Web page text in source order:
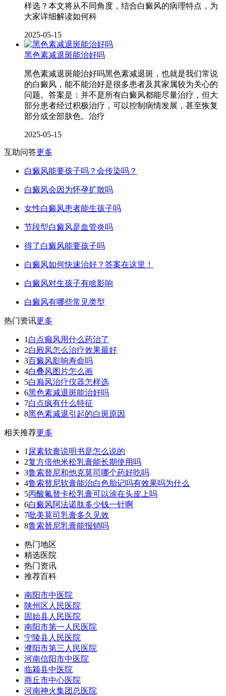
样选？本文将从不同角度，结合白癜风的病理特点，为
大家详细解读如何科
2025-05-15
黑色素减退斑能治好吗
黑色素减退斑能治好吗黑色素减退斑，也就是我们常说
的白癜风，能不能治好是很多患者及其家属较为关心的
问题。答案是：并不是所有白癜风都能尽量治疗，但大
部分患者经过积极治疗，可以控制病情发展，甚至恢复
部分或全部肤色。治疗
2025-05-15
互助问答更多
白癜风能要孩子吗？会传染吗？
白癜风会因为怀孕扩散吗
女性白癜风患者能生孩子吗
节段型白癜风是血管炎吗
得了白癜风能要孩子吗
白癜风如何快速治好？答案在这里！
白癜风对生孩子有啥影响
白癜风有哪些常见类型
热门资讯更多
1 白点癫风用什么药治了
2白殿凤怎么治疗效果最好
3百癜风影响寿命吗
4白叠风图片怎么画
5白巅风治疗仪器怎样选
6黑色素减退斑能治好吗
7白点疯有什么特征
8黑色素减退引起的白斑原因
相关推荐更多
1 尿素软膏说明书是怎么说的
2复方倍他米松乳膏能长期使用吗
3鲁索替尼和他克莫司哪个药好吃吗
4鲁索替尼软膏能治白色胎记吗有效果吗为什么
5丙酸氟替卡松乳膏可以涂在头皮上吗
6白癜风阿法诺肽多少钱一针啊
7吡美莫司乳膏多久见效
8鲁索替尼乳膏能报销吗
热门地区
精选医院
热门资讯
推荐百科
南阳市中医院
陕州区人民医院
固始县人民医院
南阳市第一人民医院
宁陵县人民医院
濮阳市第三人民医院
河南信阳市中医院
临颍县中医院
商丘市中心医院
河南神火集团总医院